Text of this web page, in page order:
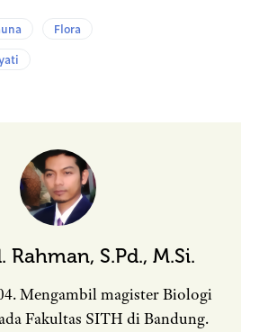
Flora
Rahman, S.Pd., M.Si.
Mengambil magister Biologi
Fakultas SITH di Bandung.